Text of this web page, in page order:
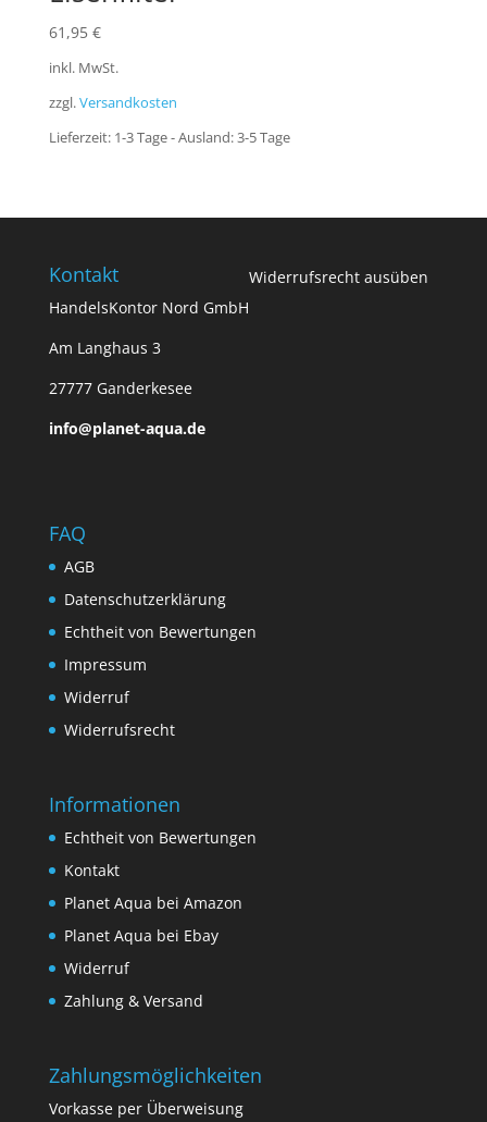
61,95 €
inkl. MwSt.
zzgl.Versandkosten
Lieferzeit: 1-3 Tage - Ausland: 3-5 Tage
Kontakt
HandelsKontor Nord GmbH
Am Langhaus 3
27777 Ganderkesee
info@planet-aqua.de
Widerrufsrecht ausüben
FAQ
AGB
Datenschutzerklärung
Echtheit von Bewertungen
Impressum
Widerruf
Widerrufsrecht
Informationen
Echtheit von Bewertungen
Kontakt
Planet Aqua bei Amazon
Planet Aqua bei Ebay
Widerruf
Zahlung & Versand
Zahlungsmöglichkeiten
Vorkasse per Überweisung